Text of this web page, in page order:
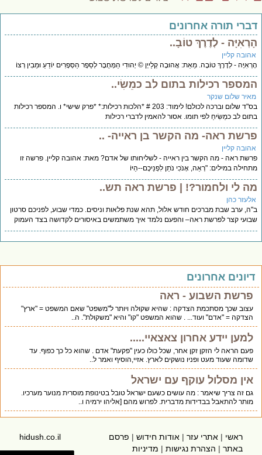
דברי תורה אחרונים
הָרְאִיָּה - לְדֶרֶךְ טוֹבָ..
אהובה קליין
הָרְאִיָּה - לְדֶרֶךְ טוֹבָה. מֵאֵת: אֲהוּבָה קְלַייְן © יְהוּדִי הַמְּחֻבָּר לְסֵפֶר הַסְּפָרִים יוֹדֵעַ וּמֵבִין רְצוֹ
המספר רכילות בתום לב כמֵשִׂי..
מאיר שלום שנקר
בס"ד שלום וברכה לכולם! לימוד: 203 # *הלכות רכילות:* *פרק שישי* ו. המספר רכילות
בתום לב כמֵשִׂיחַ לפי תומו. אסור להאמין לדברי רכילות
פרשת ראה- מה הקשר בן ראייה- ..
אהובה קליין
פרשת ראה - מה הקשר בין ראייה - לשליחותו של אדם? מאת: אהובה קליין. פרשה זו
מתחילה במילים: "רְאֵה, אָנֹכִי נֹתֵן לִפְנֵיכֶם--הַיּוֹ
מה לי ולחמור?! | פרשת ראה תש..
אלעזר כהן
ב"ה, ערב שבת מברכים חודש אלול, תהא שנת פלאות וניסים. כמדי שבוע, לפניכם סרטון
שבועי קצר לפרשת ראה– והפעם נלמד איך משתמשים באיסורים לקדושה בצד העמוק
דיונים אחרונים
פרשת השבוע - ראה
עצוב שכך מסתכמת הצדקה : שהיא שקולה ויותר ל"משפט" שאם המשפט = "ארץ"
הצדקה = "אדם" ועוד... . שהוא המשפט "קו" והיא "משקולת". ה..
למען יידע אחרון צאצאיי.....
פעם הראה לי הזקן זקן אחר, שכל כולו כעין "פקעת" אדם . שהוא כל כך כפוף. עד
שדומה שעוד מעט ופניו נושקים לארץ. אזיי,הוסיף ואמר ל..
אין מסלול עוקף עם ישראל
גם זה צריך שיאמר : מה עושים כשעם ישראל טובל בטינופת מוסרית מנוער מערכיו.
מותר להתאבל בבדידות מדברית. לפרוש מהם [אליהו ירמיה ו..
ראשי | אתרי עזר | אודות חידוש | פרסם
באתר | הצהרת נגישות | מדיניות
hidush.co.il